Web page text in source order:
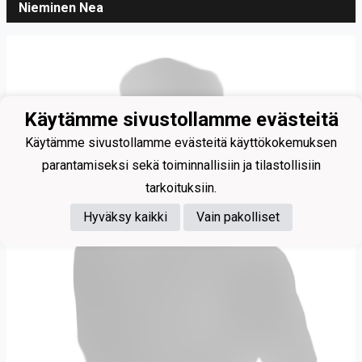
Nieminen Nea
Käytämme sivustollamme evästeitä
Käytämme sivustollamme evästeitä käyttökokemuksen
parantamiseksi sekä toiminnallisiin ja tilastollisiin
tarkoituksiin.
Hyväksy kaikki
Vain pakolliset